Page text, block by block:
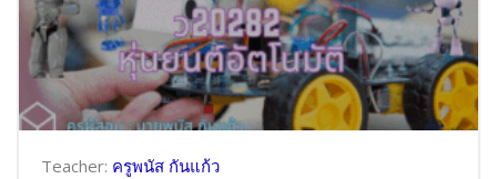
Teacher: ครูพนัส กันแก้ว